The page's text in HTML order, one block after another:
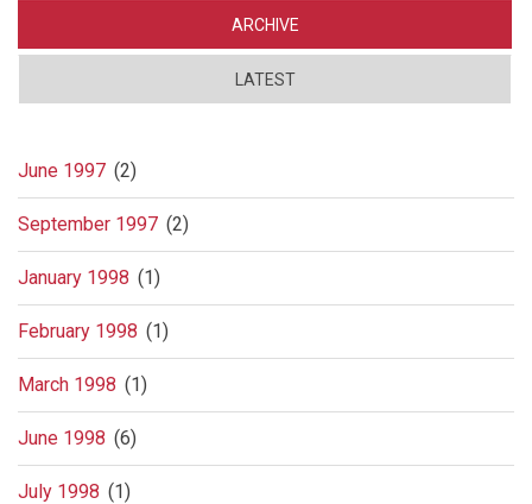
ARCHIVE
LATEST
June 1997 (2)
September 1997 (2)
January 1998 (1)
February 1998 (1)
March 1998 (1)
June 1998 (6)
July 1998 (1)